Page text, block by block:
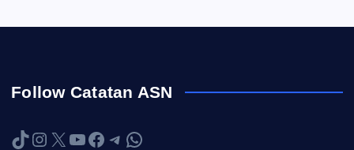
Follow Catatan ASN
TikTok Instagram X YouTube Facebook Telegram WhatsApp